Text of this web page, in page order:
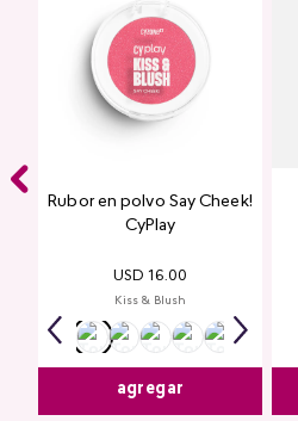
Rubor en polvo Say Cheek!
CyPlay
USD 16.00
Kiss & Blush
agregar